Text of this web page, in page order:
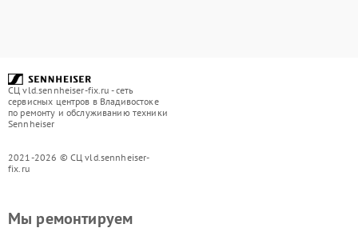
СЦ vld.sennheiser-fix.ru - сеть
сервисных центров в Владивостоке
по ремонту и обслуживанию техники
Sennheiser
2021-2026 © СЦ vld.sennheiser-
fix.ru
Мы ремонтируем